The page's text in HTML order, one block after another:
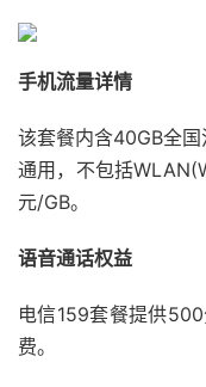
手机流量详情
该套餐内含40GB全
通用，不包括
元/GB。
语音通话权益
电信159套餐提供
费。